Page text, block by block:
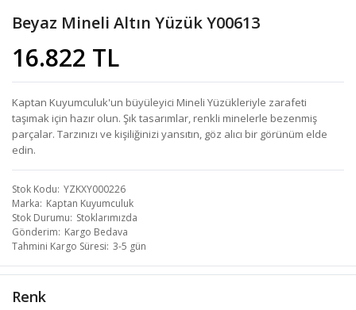
Beyaz Mineli Altın Yüzük Y00613
16.822 TL
Kaptan Kuyumculuk'un büyüleyici Mineli Yüzükleriyle zarafeti
taşımak için hazır olun. Şık tasarımlar, renkli minelerle bezenmiş
parçalar. Tarzınızı ve kişiliğinizi yansıtın, göz alıcı bir görünüm elde
edin.
Stok Kodu YZKXY000226
Marka Kaptan Kuyumculuk
Stok Durumu Stoklarımızda
Gönderim Kargo Bedava
Tahmini Kargo Süresi 3-5 gün
Renk